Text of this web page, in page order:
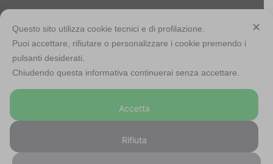
Antica Cappelleria Troncarelli s.r.l. a socio unico
Codice Fiscale, Iscrizione registro imprese di Roma e Partita
IVA: 05803741007
Numero R.E.A: RM-923484
Capitale sociale: € 10.000,00 int. versato
✕
Questo sito utilizza cookie tecnici e di profilazione.
Puoi accettare, rifiutare o personalizzare i cookie premendo i
pulsanti desiderati.
Chiudendo questa informativa continuerai senza accettare.
Accetta
Rifiuta